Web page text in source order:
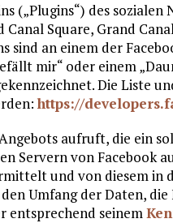
(„Plugins“) des
Square, Grand
sind an einem der
mir“ oder einem
Die Liste
https://
aufruft, die ein
Servern von Facebook
und von diesem in
Umfang der Daten,
entsprechend seinem